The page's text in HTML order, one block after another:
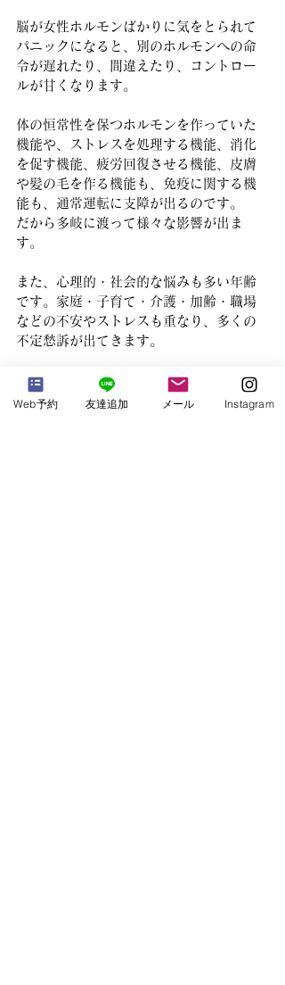
脳が女性ホルモンばかりに気をとられて
パニックになると、別のホルモンへの命
令が遅れたり、間違えたり、コントロー
ルが甘くなります。
体の恒常性を保つホルモンを作っていた
機能や、ストレスを処理する機能、消化
を促す機能、疲労回復させる機能、皮膚
や髪の毛を作る機能も、免疫に関する機
能も、通常運転に支障が出るのです。
だから多岐に渡って様々な影響が出ま
す。
また、心理的・社会的な悩みも多い年齢
です。家庭・子育て・介護・加齢・職場
などの不安やストレスも重なり、多くの
不定愁訴が出てきます。
症状の程度もまた、人によって異なりま
す。自律神経が乱れないよう心がけ、で
Web予約 友達追加 メール Instagram